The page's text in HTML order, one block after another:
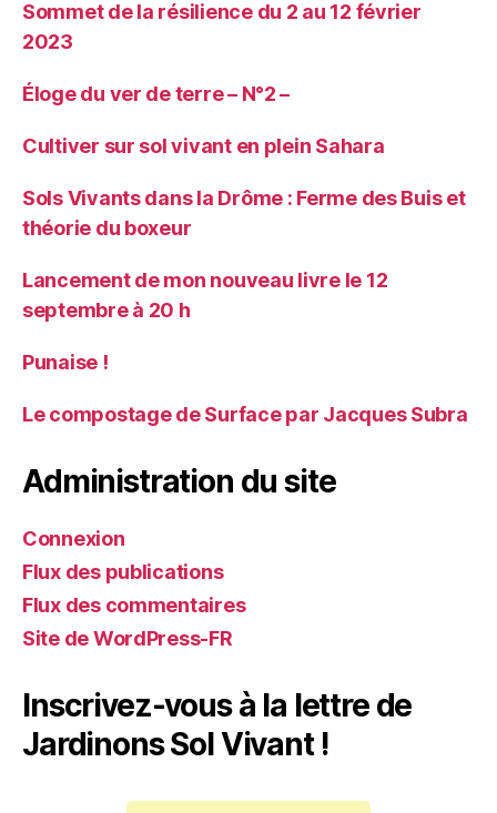
Sommet de la résilience du 2 au 12 février
2023
Éloge du ver de terre – N°2 –
Cultiver sur sol vivant en plein Sahara
Sols Vivants dans la Drôme : Ferme des Buis et
théorie du boxeur
Lancement de mon nouveau livre le 12
septembre à 20 h
Punaise !
Le compostage de Surface par Jacques Subra
Administration du site
Connexion
Flux des publications
Flux des commentaires
Site de WordPress-FR
Inscrivez-vous à la lettre de
Jardinons Sol Vivant !